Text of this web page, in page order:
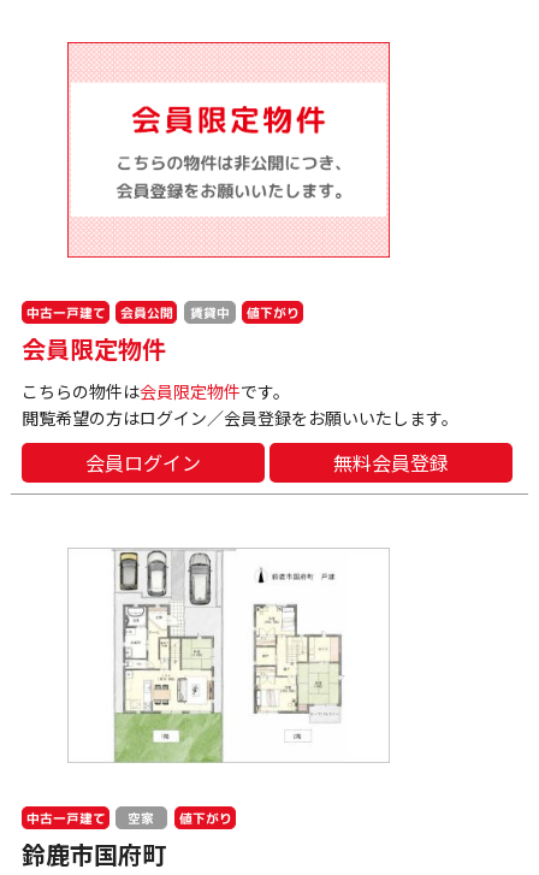
中古一戸建て 会員公開 賃貸中 値下がり
会員限定物件
こちらの物件は会員限定物件です。
閲覧希望の方はログイン／会員登録をお願いいたします。
会員ログイン 無料会員登録
中古一戸建て 空家 値下がり
鈴鹿市国府町